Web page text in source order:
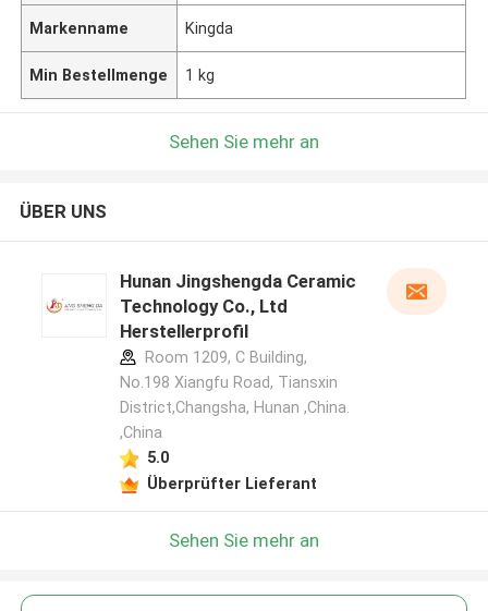
Markenname Kingda
Min Bestellmenge 1 kg
Sehen Sie mehr an
ÜBER UNS
Hunan Jingshengda Ceramic
Technology Co., Ltd
Herstellerprofil
Room 1209, C Building,
No.198 Xiangfu Road, Tiansxin
District,Changsha, Hunan ,China.
,China
5.0
Überprüfter Lieferant
Sehen Sie mehr an